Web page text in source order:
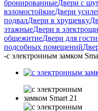
бронированныеДвери с
взломостойкиеДвери
подвалДвери в хрущевку
этажныеДвери в
общежитиеДвери для
подсобных помещений
-с электронным замком